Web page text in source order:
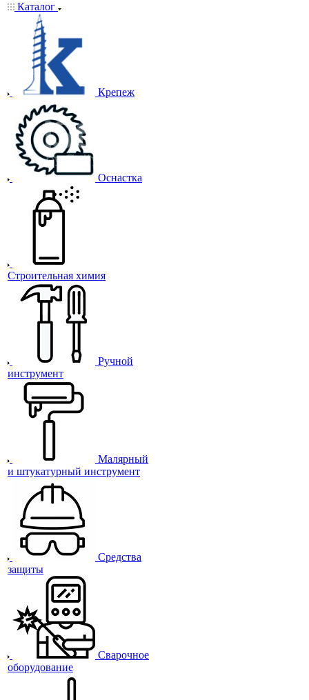
Каталог
Крепеж
Оснастка
Строительная химия
Ручной
инструмент
Малярный
и штукатурный инструмент
Средства
защиты
Сварочное
оборудование